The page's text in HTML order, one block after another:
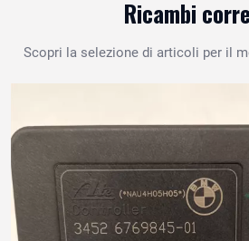
Ricambi
Scopri la selezione di articoli per il